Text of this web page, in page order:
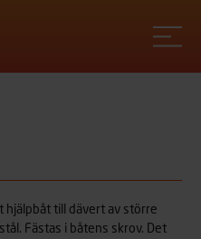
hjälpbåt till dävert av större
Fästas i båtens skrov. Det